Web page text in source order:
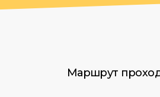
Маршрут